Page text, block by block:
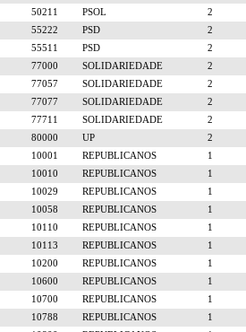
50211 PSOL 2
55222 PSD 2
55511 PSD 2
77000 SOLIDARIEDADE 2
77057 SOLIDARIEDADE 2
77077 SOLIDARIEDADE 2
77711 SOLIDARIEDADE 2
80000 UP 2
10001 REPUBLICANOS 1
10010 REPUBLICANOS 1
10029 REPUBLICANOS 1
10058 REPUBLICANOS 1
10110 REPUBLICANOS 1
10113 REPUBLICANOS 1
10200 REPUBLICANOS 1
10600 REPUBLICANOS 1
10700 REPUBLICANOS 1
10788 REPUBLICANOS 1